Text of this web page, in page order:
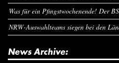
News Archive: